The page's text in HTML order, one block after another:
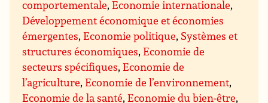
comportementale,Economie internationale,
Développement économique et économies
émergentes,Economie politique, Systèmes et
structures économiques,Economie de
secteurs spécifiques,Economie de
l’agriculture,Economie de l’environnement,
Economie de la santé,Economie du bien-être,